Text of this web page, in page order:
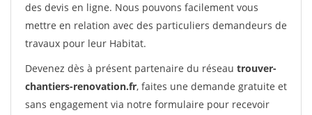
des devis en ligne. Nous pouvons facilement vous
mettre en relation avec des particuliers demandeurs de
travaux pour leur Habitat.
Devenez dès à présent partenaire du réseau trouver-
chantiers-renovation.fr, faites une demande gratuite et
sans engagement via notre formulaire pour recevoir